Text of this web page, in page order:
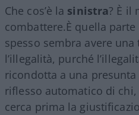
Che cos’è la sinistra? È il
combattere.È quella
spesso sembra avere
l’illegalità, purché
ricondotta a una presunta
riflesso automatico di
cerca prima la